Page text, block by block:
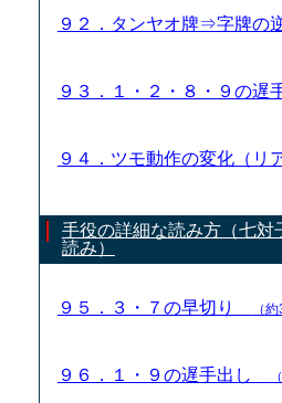
９２．タンヤオ牌⇒字牌の
９３．１・２・８・９の遅
９４．ツモ動作の変化（リ
手役の詳細な読み方（七対
読み）
９５．３・７の早切り （
９６．１・９の遅手出し